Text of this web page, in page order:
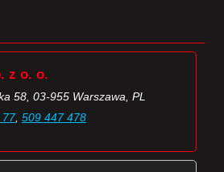
z o. o.
58, 03-955 Warszawa, PL
77, 509 447 478